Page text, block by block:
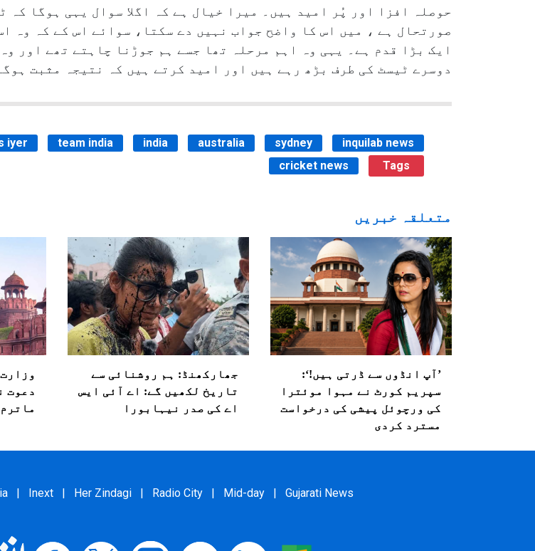
حوصلہ افزا اور پُر امید ہیں۔ میرا خیال ہے کہ اگلا سوال یہی ہوگا کہ
صورتحال ہے ، میں اس کا واضح جواب نہیں دے سکتا، سوائے اس کے کہ وہ
ایک بڑا قدم ہے۔ یہی وہ اہم مرحلہ تھا جسے ہم جوڑنا چاہتے تھے اور
دوسرے ٹیسٹ کی طرف بڑھ رہے ہیں اور امید کرتے ہیں کہ نتیجہ مثبت
iyer team india india australia sydney
inquilab news
cricket news
Tags
متعلقہ خبریں
’آپ انڈوں سے ڈرتی ہیں!‘:
سپریم کورٹ نے مہوا موئترا
کی ورچوئل پیشی کی درخواست
مسترد کردی
جھارکھنڈ: ہم روشنائی سے
تاریخ لکھیں گے: اے آئی ایس
اے کی صدر نیہابورا
دعوت
| Inext | Her Zindagi | Radio City | Mid-day | Gujarati News